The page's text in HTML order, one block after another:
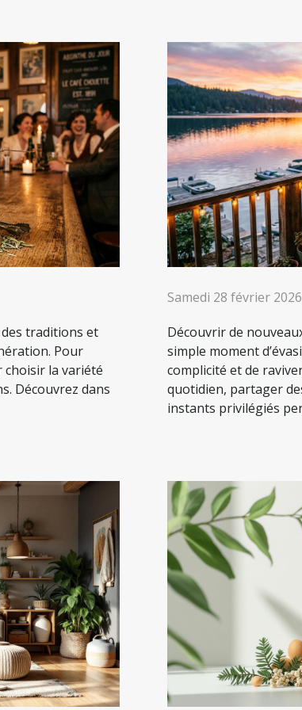
traditions et
Pour
choisir la variété
Découvrez dans
Samedi 28 février
Découvrir de
simple moment
complicité et de
quotidien, partager
instants privilégiés